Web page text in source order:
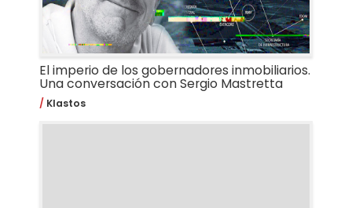
El imperio de los gobernadores inmobiliarios.
Una conversación con Sergio Mastretta
Klastos